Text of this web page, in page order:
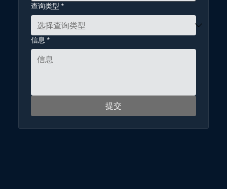
查询类型 *
信息 *
提交